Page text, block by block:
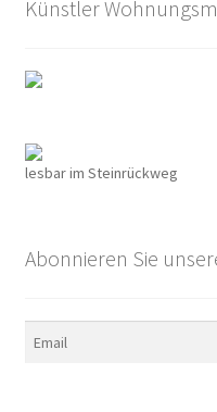
Entstehungsgeschichte
Erinnerungen
Drei Generationen
Künstler
lesbar im Steinrückweg
Abonnieren Sie